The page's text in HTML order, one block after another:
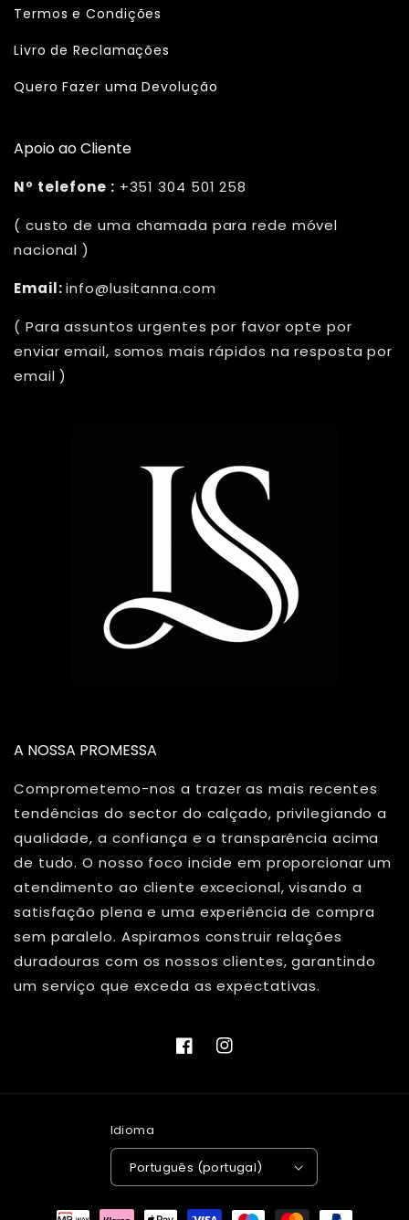
Termos e Condições
Livro de Reclamações
Quero Fazer uma Devolução
Apoio ao Cliente
Nº telefone : +351 304 501 258
( custo de uma chamada para rede móvel
nacional )
Email:info@lusitanna.com
( Para assuntos urgentes por favor opte por
enviar email, somos mais rápidos na resposta por
email )
A NOSSA PROMESSA
Comprometemo-nos a trazer as mais recentes
tendências do sector do calçado, privilegiando a
qualidade, a confiança e a transparência acima
de tudo. O nosso foco incide em proporcionar um
atendimento ao cliente excecional, visando a
satisfação plena e uma experiência de compra
sem paralelo. Aspiramos construir relações
duradouras com os nossos clientes, garantindo
um serviço que exceda as expectativas.
FacebookInstagram
Idioma
Português (portugal)
Métodos